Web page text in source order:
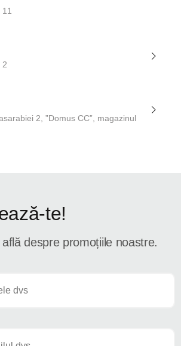
2
2, ”Domus CC”, magazinul
te!
despre promoțiile noastre.